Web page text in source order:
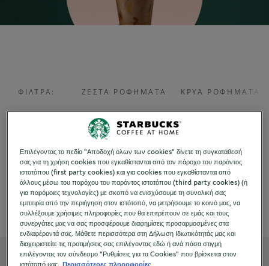
ΦΊΛΤΡΑ: ΖΕΣΤΆ ΡΟΦΉΜΑΤΑ ΚΡΎΑ ΡΟΦΉΜΑΤΑ
ΠΡΟΤΕΙΝΌΜΕΝΕΣ ΣΥΝΤΑΓΈΣ
Caffè Americano
Iced Caramel Macchiato
ΔΗΜΟΦΙΛΕΊΣ ΣΥΝΤΑΓΈΣ
Sparkling Espresso με Μέντα
Refined Search
Επιλέγοντας το πεδίο "Αποδοχή όλων των cookies" δίνετε τη συγκατάθεσή
σας για τη χρήση cookies που εγκαθίστανται από τον πάροχο του παρόντος
ιστοτόπου (first party cookies) και για cookies που εγκαθίστανται από
άλλους μέσω του παρόχου του παρόντος ιστοτόπου (third party cookies) (ή
για παρόμοιες τεχνολογίες) με σκοπό να ενισχύσουμε τη συνολική σας
εμπειρία από την περιήγηση στον ιστότοπό, να μετρήσουμε το κοινό μας, να
συλλέξουμε χρήσιμες πληροφορίες που θα επιτρέπουν σε εμάς και τους
συνεργάτες μας να σας προσφέρουμε διαφημίσεις προσαρμοσμένες στα
ενδιαφέροντά σας. Μάθετε περισσότερα στη Δήλωση Ιδιωτικότητάς μας και
διαχειριστείτε τις προτιμήσεις σας επιλέγοντας εδώ ή ανά πάσα στιγμή
επιλέγοντας τον σύνδεσμο "Ρυθμίσεις για τα Cookies" που βρίσκεται στον
ιστότοπό μας.
Περισσότερες πληροφορίες